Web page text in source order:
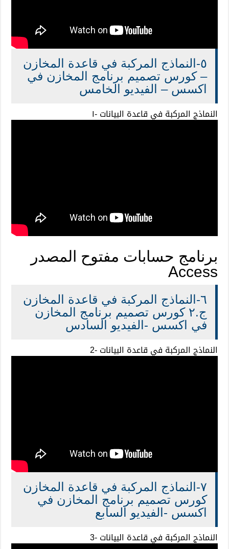
٥-النماذج المركبة في قاعدة المخازن
– كورس تصميم برنامج المخازن في
اكسس – الفيديو الخامس
النماذج المركبة في قاعدة البيانات -١
برنامج حسابات مفتوح المصدر
Access
٦-النماذج المركبة في قاعدة المخازن
ج.٢ كورس تصميم برنامج المخازن
في اكسس -الفيديو السادس
النماذج المركبة في قاعدة البيانات -2
٧-النماذج المركبة في قاعدة المخازن
كورس تصميم برنامج المخازن في
اكسس -الفيديو السابع
النماذج المركبة في قاعدة البيانات -3